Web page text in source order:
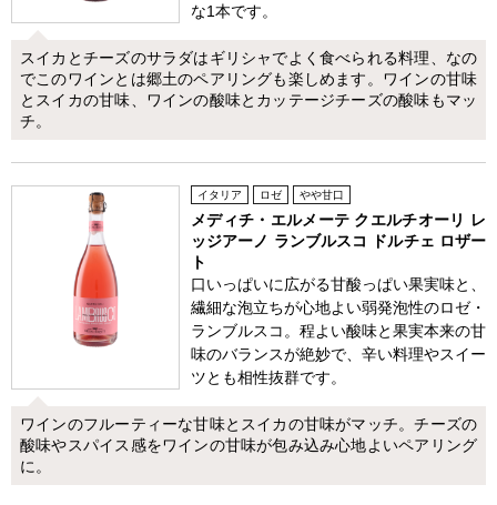
な1本です。
スイカとチーズのサラダはギリシャでよく食べられる料理、なの
でこのワインとは郷土のペアリングも楽しめます。ワインの甘味
とスイカの甘味、ワインの酸味とカッテージチーズの酸味もマッ
チ。
イタリア ロゼ やや甘口
メディチ・エルメーテ クエルチオーリ レ
ッジアーノ ランブルスコ ドルチェ ロザー
ト
口いっぱいに広がる甘酸っぱい果実味と、
繊細な泡立ちが心地よい弱発泡性のロゼ・
ランブルスコ。程よい酸味と果実本来の甘
味のバランスが絶妙で、辛い料理やスイー
ツとも相性抜群です。
ワインのフルーティーな甘味とスイカの甘味がマッチ。チーズの
酸味やスパイス感をワインの甘味が包み込み心地よいペアリング
に。